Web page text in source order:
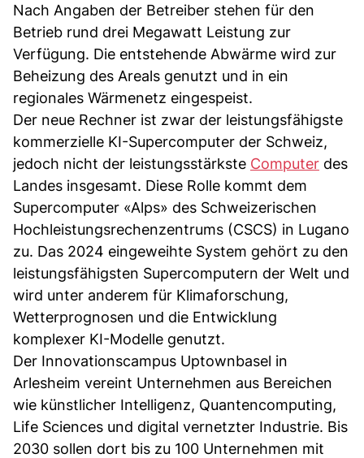
Nach Angaben der Betreiber stehen für den
Betrieb rund drei Megawatt Leistung zur
Verfügung. Die entstehende Abwärme wird zur
Beheizung des Areals genutzt und in ein
regionales Wärmenetz eingespeist.
Der neue Rechner ist zwar der leistungsfähigste
kommerzielle KI-Supercomputer der Schweiz,
jedoch nicht der leistungsstärkste Computer des
Landes insgesamt. Diese Rolle kommt dem
Supercomputer «Alps» des Schweizerischen
Hochleistungsrechenzentrums (CSCS) in Lugano
zu. Das 2024 eingeweihte System gehört zu den
leistungsfähigsten Supercomputern der Welt und
wird unter anderem für Klimaforschung,
Wetterprognosen und die Entwicklung
komplexer KI-Modelle genutzt.
Der Innovationscampus Uptownbasel in
Arlesheim vereint Unternehmen aus Bereichen
wie künstlicher Intelligenz, Quantencomputing,
Life Sciences und digital vernetzter Industrie. Bis
2030 sollen dort bis zu 100 Unternehmen mit